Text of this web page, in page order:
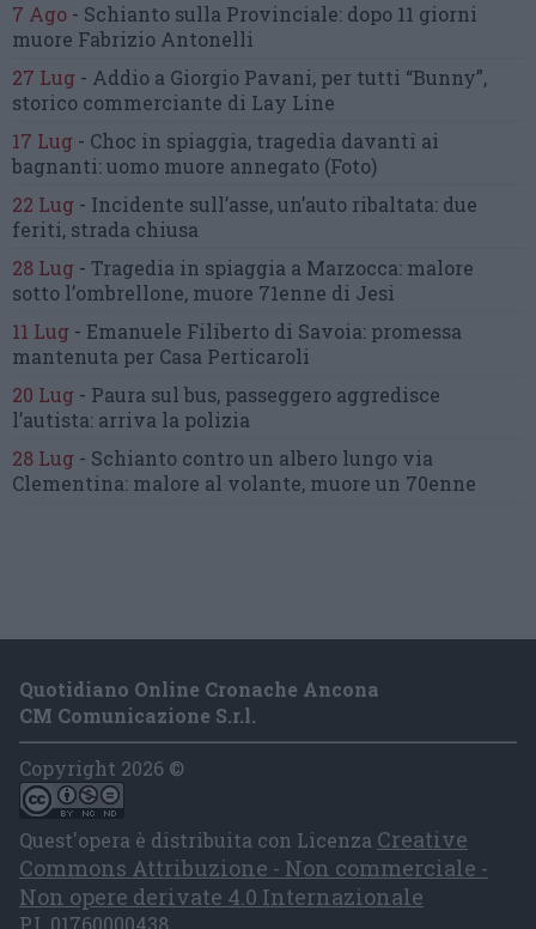
7 Ago - Schianto sulla Provinciale: dopo 11 giorni
muore Fabrizio Antonelli
27 Lug - Addio a Giorgio Pavani, per tutti “Bunny”,
storico commerciante di Lay Line
17 Lug - Choc in spiaggia, tragedia davanti ai
bagnanti:uomo muore annegato (Foto)
22 Lug - Incidente sull’asse, un’auto ribaltata: due
feriti, strada chiusa
28 Lug - Tragedia in spiaggia a Marzocca: malore
sotto l’ombrellone, muore 71enne di Jesi
11 Lug - Emanuele Filiberto di Savoia: promessa
mantenuta per Casa Perticaroli
20 Lug - Paura sul bus, passeggero aggredisce
l’autista: arriva la polizia
28 Lug - Schianto contro un albero lungo via
Clementina: malore al volante, muore un 70enne
Quotidiano Online Cronache Ancona
CM Comunicazione S.r.l.
Copyright 2026 ©
Quest'opera è distribuita con Licenza Creative
Commons Attribuzione - Non commerciale -
Non opere derivate 4.0 Internazionale
P.I. 01760000438